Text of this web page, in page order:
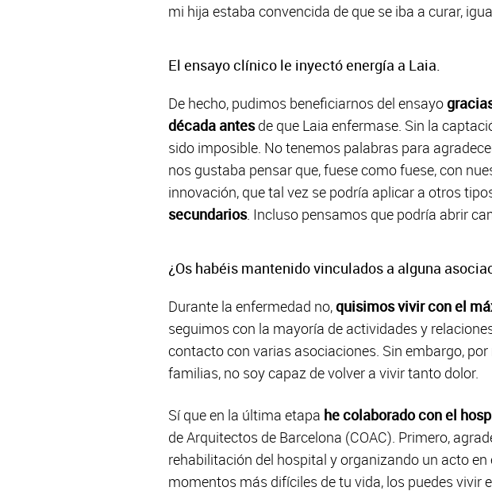
mi hija estaba convencida de que se iba a curar,
El ensayo clínico le inyectó energía a Laia.
De hecho, pudimos beneficiarnos del ensayo
década antesde que Laia enfermase. Sin la
sido imposible. No tenemos palabras para
nos gustaba pensar que, fuese como fuese, con
innovación, que tal vez se podría aplicar a otros
secundarios. Incluso pensamos que podría abrir
¿Os habéis mantenido vinculados a alguna
Durante la enfermedad no,quisimos vivir con el
seguimos con la mayoría de actividades y
contacto con varias asociaciones. Sin embargo,
familias, no soy capaz de volver a vivir tanto dolor.
Sí que en la última etapa he colaborado con el
de Arquitectos de Barcelona (COAC). Primero,
rehabilitación del hospital y organizando un acto en
momentos más difíciles de tu vida, los puedes vivir